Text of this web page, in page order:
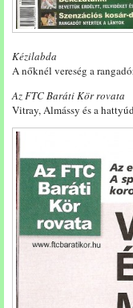
Kézilabda
A nőknél vereség a
Az FTC Baráti Kör rovata
Vitray, Almássy és a